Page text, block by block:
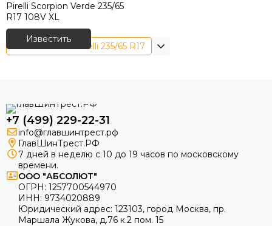
Pirelli Scorpion Verde 235/65
R17 108V XL
Известить
Летние шины Pirelli 235/65 R17
+7 (499) 229-22-31
info@главшинтрест.рф
ГлавШинТрест.РФ
7 дней в неделю с 10 до 19 часов по московскому
времени.
ООО "АБСОЛЮТ"
ОГРН: 1257700544970
ИНН: 9734020889
Юридический адрес: 123103, город Москва, пр.
Маршала Жукова, д.76 к.2 пом. 15